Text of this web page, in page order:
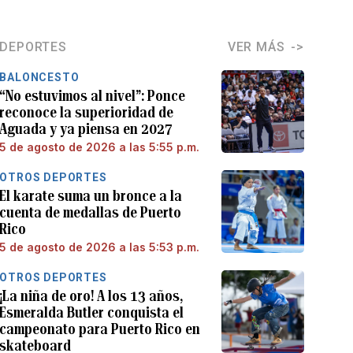
DEPORTES VER MÁS
BALONCESTO
“No estuvimos al nivel”: Ponce
reconoce la superioridad de
Aguada y ya piensa en 2027
5 de agosto de 2026 a las 5:55 p.m.
OTROS DEPORTES
El karate suma un bronce a la
cuenta de medallas de Puerto
Rico
5 de agosto de 2026 a las 5:53 p.m.
OTROS DEPORTES
¡La niña de oro! A los 13 años,
Esmeralda Butler conquista el
campeonato para Puerto Rico en
skateboard